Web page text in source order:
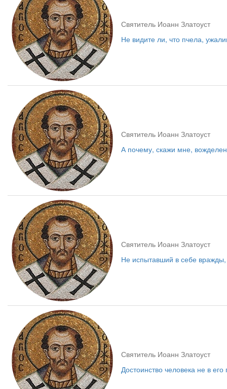
Святитель Иоанн Златоуст
Не видите ли, что пчела,
Святитель Иоанн Златоуст
А почему, скажи мне,
Святитель Иоанн Златоуст
Не испытавший в себе
Святитель Иоанн Златоуст
Достоинство человека не в